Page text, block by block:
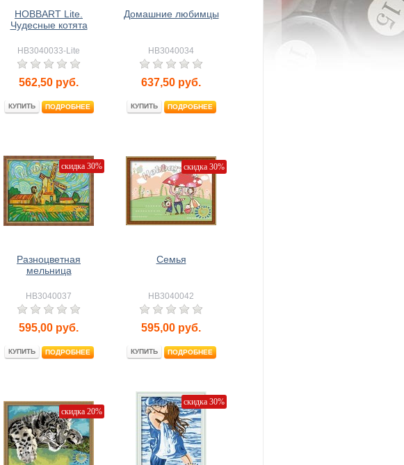
HOBBART Lite.
Чудесные котята
HB3040033-Lite
562,50 руб.
КУПИТЬ ПОДРОБНЕЕ
Домашние любимцы
HB3040034
637,50 руб.
КУПИТЬ ПОДРОБНЕЕ
скидка 30%
Разноцветная
мельница
HB3040037
595,00 руб.
КУПИТЬ ПОДРОБНЕЕ
скидка 30%
Семья
HB3040042
595,00 руб.
КУПИТЬ ПОДРОБНЕЕ
скидка 20%
скидка 30%